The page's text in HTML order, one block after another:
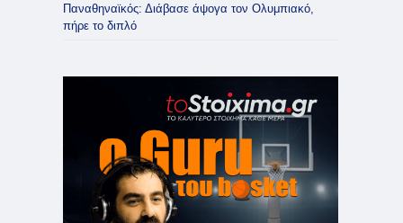
Παναθηναϊκός: Διάβασε άψογα τον Ολυμπιακό,
πήρε το διπλό